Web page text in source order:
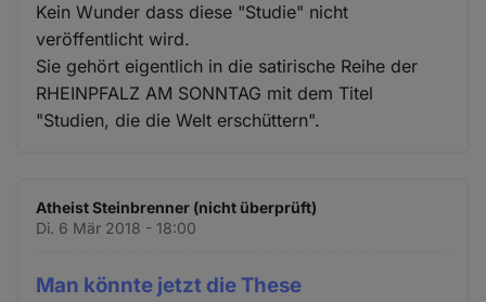
Kein Wunder dass diese "Studie" nicht
veröffentlicht wird.
Sie gehört eigentlich in die satirische Reihe der
RHEINPFALZ AM SONNTAG mit dem Titel
"Studien, die die Welt erschüttern".
Atheist Steinbrenner (nicht überprüft)
Di. 6 Mär 2018 - 18:00
Man könnte jetzt die These